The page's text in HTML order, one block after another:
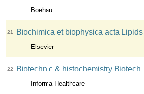
Boehau
21 Biochimica et biophysica acta
Elsevier
22 Biotechnic & histochemistry
Informa Healthcare